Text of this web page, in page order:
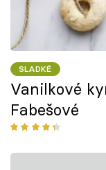
SLADKÉ
Vanilkové
Fabešové